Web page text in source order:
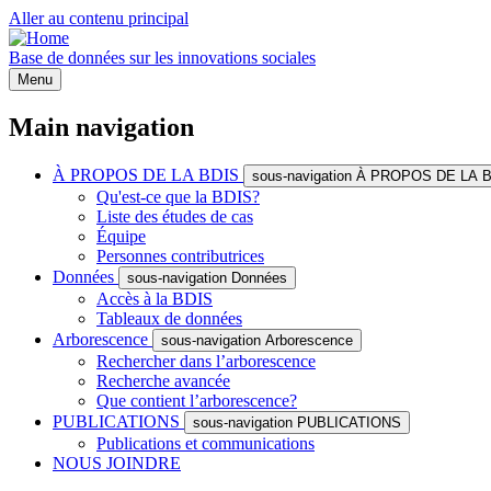
Aller au contenu principal
Base de données sur les innovations sociales
Menu
Main navigation
À PROPOS DE LA BDIS sous-navigation À PROPOS DE LA
Qu'est-ce que la BDIS?
Liste des études de cas
Équipe
Personnes contributrices
Données
sous-navigation Données
Accès à la BDIS
Tableaux de données
Arborescence
sous-navigation Arborescence
Rechercher dans l’arborescence
Recherche avancée
Que contient l’arborescence?
PUBLICATIONS
sous-navigation PUBLICATIONS
Publications et communications
NOUS JOINDRE